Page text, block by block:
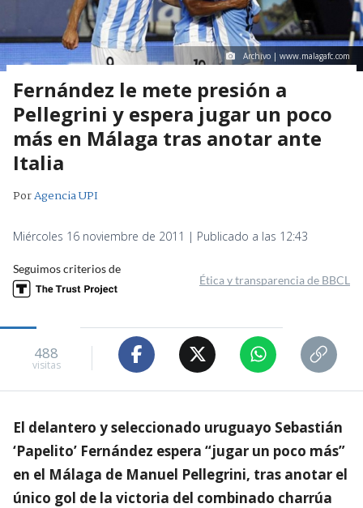
Archivo | www.malagafc.com
Fernández le mete presión a
Pellegrini y espera jugar un poco
más en Málaga tras anotar ante
Italia
PorAgencia UPI
Miércoles 16 noviembre de 2011 | Publicado a las 12:43
Seguimos criterios de
Ética y transparencia de BBCL
488
visitas
El delantero y seleccionado uruguayo Sebastián
‘Papelito’ Fernández espera “jugar un poco más”
en el Málaga de Manuel Pellegrini, tras anotar el
único gol de la victoria del combinado charrúa